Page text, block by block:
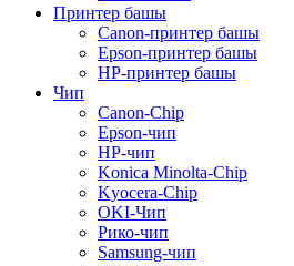
Принтер башы
Canon-принтер башы
Epson-принтер башы
HP-принтер башы
Чип
Canon-Chip
Epson-чип
HP-чип
Konica Minolta-Chip
Kyocera-Chip
OKI-Чип
Рико-чип
Samsung-чип